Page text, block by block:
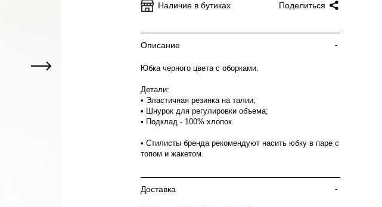
Наличие в бутиках Поделиться
Описание -
Юбка черного цвета с оборками.
Детали:
• Эластичная резинка на талии;
• Шнурок для регулировки объема;
• Подклад - 100% хлопок.
• Стилисты бренда рекомендуют насить юбку в паре с
топом и жакетом.
Доставка -